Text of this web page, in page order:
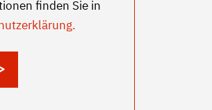
finden Sie in